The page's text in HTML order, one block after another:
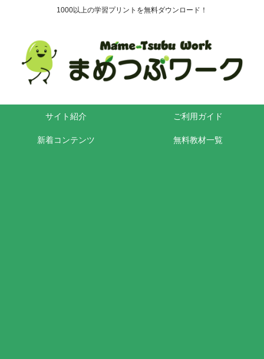
1000以上の学習プリントを無料ダウンロード！
サイト紹介 ご利用ガイド
新着コンテンツ 無料教材一覧